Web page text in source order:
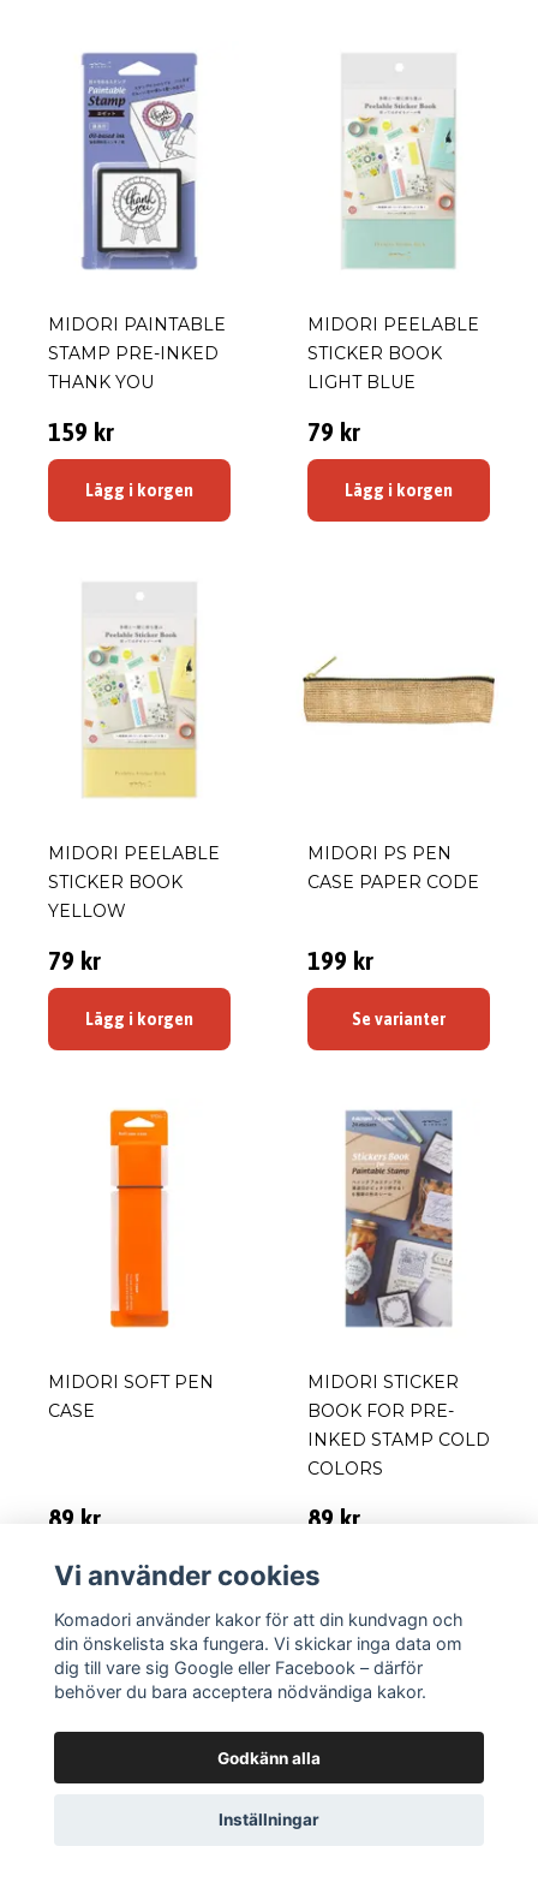
MIDORI PAINTABLE
STAMP PRE-INKED
THANK YOU
159 kr
Lägg i korgen
MIDORI PEELABLE
STICKER BOOK
LIGHT BLUE
79 kr
Lägg i korgen
MIDORI PEELABLE
STICKER BOOK
YELLOW
79 kr
Lägg i korgen
MIDORI PS PEN
CASE PAPER CODE
199 kr
Se varianter
MIDORI SOFT PEN
CASE
89 kr
Se varianter
MIDORI STICKER
BOOK FOR PRE-
INKED STAMP COLD
COLORS
89 kr
Vi använder cookies
Komadori använder kakor för att din kundvagn och
din önskelista ska fungera. Vi skickar inga data om
dig till vare sig Google eller Facebook – därför
behöver du bara acceptera nödvändiga kakor.
Godkänn alla
Inställningar